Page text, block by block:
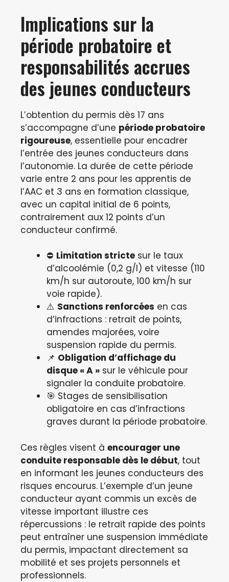
Implications sur la
période probatoire et
responsabilités accrues
des jeunes conducteurs
L’obtention du permis dès 17 ans
s’accompagne d’une période probatoire
rigoureuse, essentielle pour encadrer
l’entrée des jeunes conducteurs dans
l’autonomie. La durée de cette période
varie entre 2 ans pour les apprentis de
l’AAC et 3 ans en formation classique,
avec un capital initial de 6 points,
contrairement aux 12 points d’un
conducteur confirmé.
⛔ Limitation stricte sur le taux
d’alcoolémie (0,2 g/l) et vitesse (110
km/h sur autoroute, 100 km/h sur
voie rapide).
⚠️ Sanctions renforcées en cas
d’infractions : retrait de points,
amendes majorées, voire
suspension rapide du permis.
📌 Obligation d’affichage du
disque « A » sur le véhicule pour
signaler la conduite probatoire.
🎯 Stages de sensibilisation
obligatoire en cas d’infractions
graves durant la période probatoire.
Ces règles visent à encourager une
conduite responsable dès le début, tout
en informant les jeunes conducteurs des
risques encourus. L’exemple d’un jeune
conducteur ayant commis un excès de
vitesse important illustre ces
répercussions : le retrait rapide des points
peut entraîner une suspension immédiate
du permis, impactant directement sa
mobilité et ses projets personnels et
professionnels.